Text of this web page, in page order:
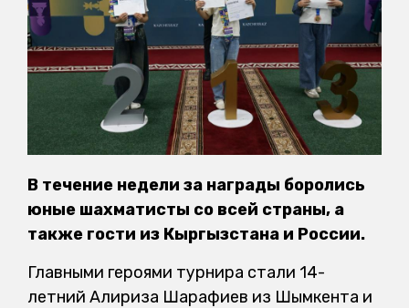
В течение недели за награды боролись
юные шахматисты со всей страны, а
также гости из Кыргызстана и России.
Главными героями турнира стали 14-
летний Алириза Шарафиев из Шымкента и